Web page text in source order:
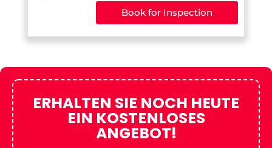
Book for Inspection
ERHALTEN SIE NOCH HEUTE
EIN KOSTENLOSES
ANGEBOT!